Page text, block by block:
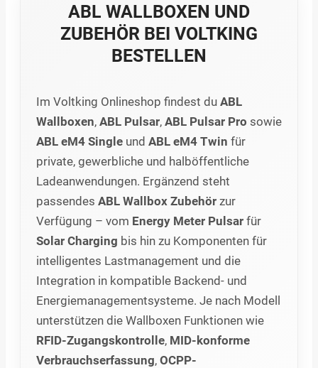
ABL WALLBOXEN UND
ZUBEHÖR BEI VOLTKING
BESTELLEN
Im Voltking Onlineshop findest du ABL
Wallboxen, ABL Pulsar, ABL Pulsar Pro sowie
ABL eM4 Single und ABL eM4 Twin für
private, gewerbliche und halböffentliche
Ladeanwendungen. Ergänzend steht
passendes ABL Wallbox Zubehör zur
Verfügung – vom Energy Meter Pulsar für
Solar Charging bis hin zu Komponenten für
intelligentes Lastmanagement und die
Integration in kompatible Backend- und
Energiemanagementsysteme. Je nach Modell
unterstützen die Wallboxen Funktionen wie
RFID-Zugangskontrolle, MID-konforme
Verbrauchserfassung, OCPP-